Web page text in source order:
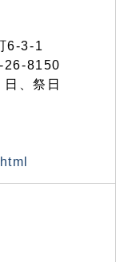
6-3-1
26-8150
、祭日